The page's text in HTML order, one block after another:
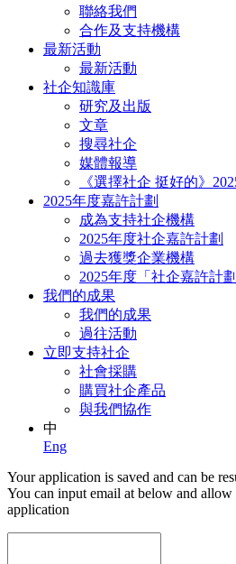
聯絡我們
合作及支持機構
最新活動
最新活動
社企知識庫
研究及出版
文章
搜尋社企
媒體報導
《選擇社企 挺好的》
2025年度嘉許計劃
成為支持社企機構
2025年度社企嘉許計劃
過去獲獎企業機構
2025年度「社企嘉許計
我們的成果
我們的成果
過往活動
立即支持社企
社會採購
購買社企產品
與我們協作
中
Eng
Your application is saved and can be
You can input email at below and allow
application